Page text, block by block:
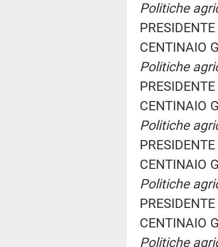
Politiche
CENTINAIO
Politiche
CENTINAIO
Politiche
CENTINAIO
Politiche
CENTINAIO
Politiche